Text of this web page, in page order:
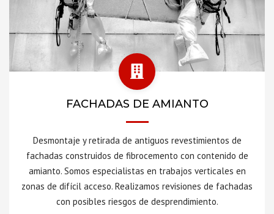
FACHADAS DE AMIANTO
Desmontaje y retirada de antiguos revestimientos de
fachadas construidos de fibrocemento con contenido de
amianto. Somos especialistas en trabajos verticales en
zonas de difícil acceso. Realizamos revisiones de fachadas
con posibles riesgos de desprendimiento.